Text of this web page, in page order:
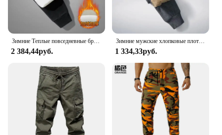
Зимние Теплые повседневные брюки из овечьей шерсти, мужские спортивные штаны для фитнеса и бега, мужские однотонные брюки на завязках, прямые флисовые брюки
2 384,44руб.
Зимние мужские хлопковые плотные тренировочные брюки с флисовой подкладкой, плотные вязаные спортивные брюки из шкуры ягненка, повседневные мужские брюки, Прямая поставка с завода
1 334,33руб.